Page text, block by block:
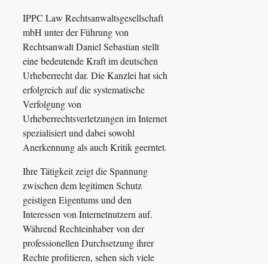
IPPC Law Rechtsanwaltsgesellschaft
mbH unter der Führung von
Rechtsanwalt Daniel Sebastian stellt
eine bedeutende Kraft im deutschen
Urheberrecht dar. Die Kanzlei hat sich
erfolgreich auf die systematische
Verfolgung von
Urheberrechtsverletzungen im Internet
spezialisiert und dabei sowohl
Anerkennung als auch Kritik geerntet.
Ihre Tätigkeit zeigt die Spannung
zwischen dem legitimen Schutz
geistigen Eigentums und den
Interessen von Internetnutzern auf.
Während Rechteinhaber von der
professionellen Durchsetzung ihrer
Rechte profitieren, sehen sich viele